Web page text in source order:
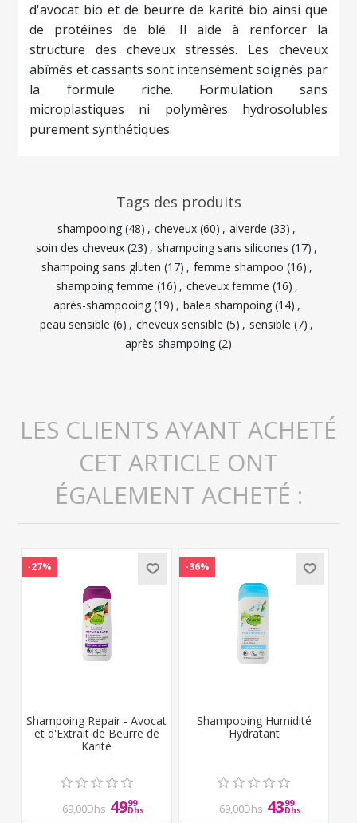
d'avocat bio et de beurre de karité bio ainsi que
de protéines de blé. Il aide à renforcer la
structure des cheveux stressés. Les cheveux
abîmés et cassants sont intensément soignés par
la formule riche. Formulation sans
microplastiques ni polymères hydrosolubles
purement synthétiques.
Tags des produits
shampooing (48) , cheveux (60) , alverde (33) ,
soin des cheveux (23) , shampoing sans silicones (17) ,
shampoing sans gluten (17) , femme shampoo (16) ,
shampoing femme (16) , cheveux femme (16) ,
après-shampooing (19) , balea shampoing (14) ,
peau sensible (6) , cheveux sensible (5) , sensible (7) ,
après-shampoing (2)
LES CLIENTS AYANT ACHETÉ
CET ARTICLE ONT
ÉGALEMENT ACHETÉ :
-27%
Shampoing Repair - Avocat
et d'Extrait de Beurre de
Karité
69,00Dhs 4999
Dhs
-36%
Shampooing Humidité
Hydratant
69,00Dhs 4399
Dhs